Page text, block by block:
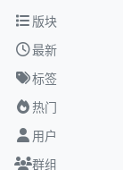
跳转至内容
版块
最新
标签
热门
用户
群组